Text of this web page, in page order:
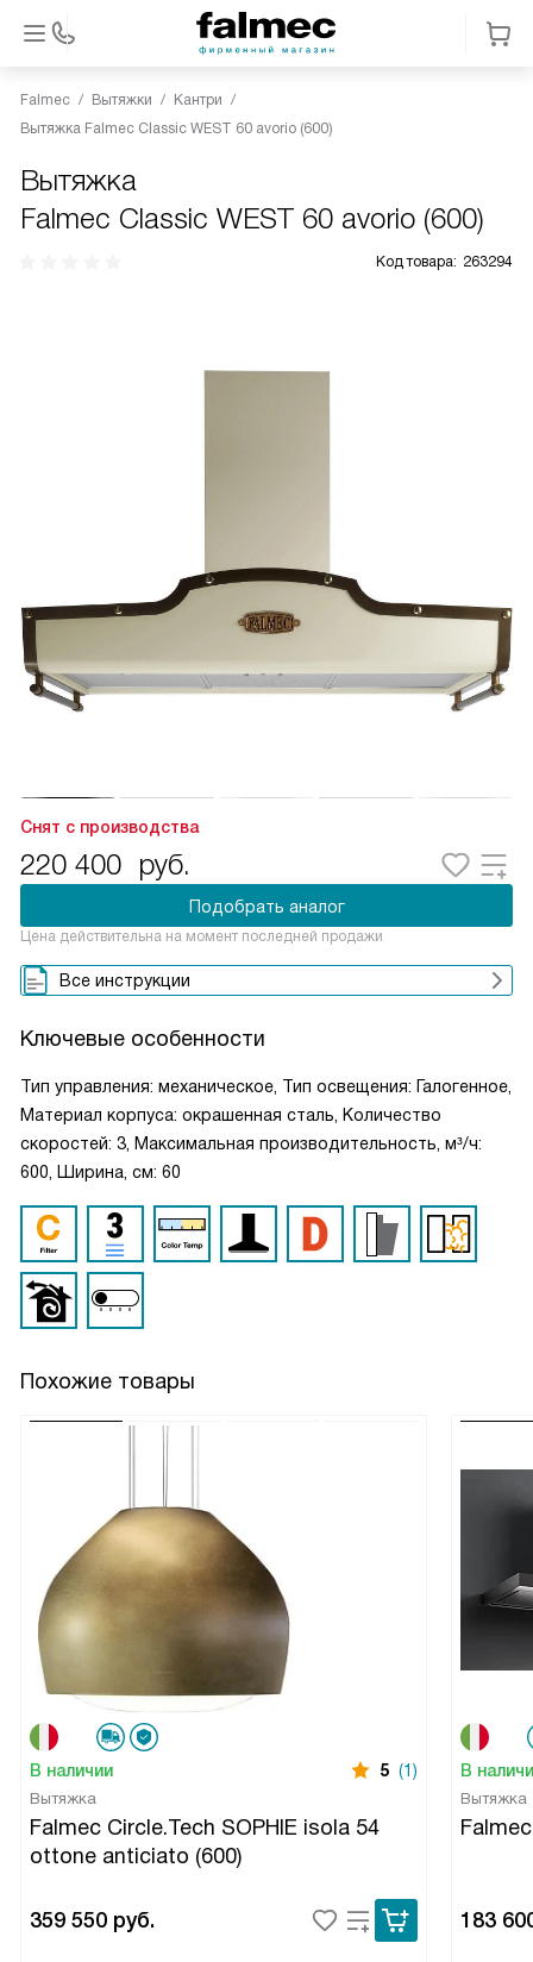
Falmec Вытяжки
Кантри
Вытяжка Falmec Classic WEST 60 avorio (600)
Вытяжка
Falmec Classic WEST 60 avorio (600)
Код товара: 263294
Снят с производства
220 400 руб.
Подобрать аналог
Цена действительна на момент последней продажи
Все инструкции
Ключевые особенности
Тип управления: механическое, Тип освещения: Галогенное,
Материал корпуса: окрашенная сталь, Количество
скоростей: 3, Максимальная производительность, м³/ч:
600, Ширина, см: 60
Похожие товары
В наличии 5 (1)
Вытяжка
Falmec Circle.Tech SOPHIE isola 54
ottone anticiato (600)
359 550 руб.
В
Вытяжка
183